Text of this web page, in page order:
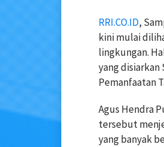
RRI.CO.ID,
kini mulai
lingkungan.
yang disiarkan
Pemanfaatan
Agus Hendra
tersebut
yang banyak